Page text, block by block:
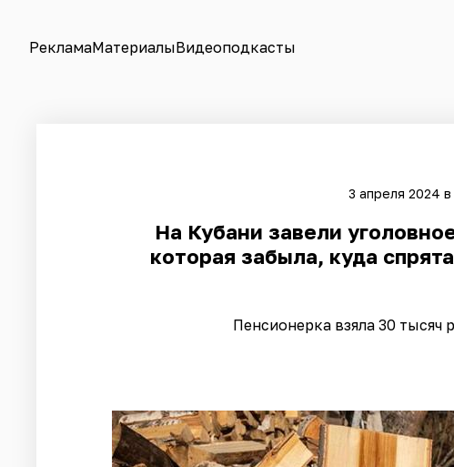
РекламаМатериалыВидеоподкасты
3 апреля 2024 в
На Кубани завели
которая забыла, куда
Пенсионерка взяла 30 тысяч